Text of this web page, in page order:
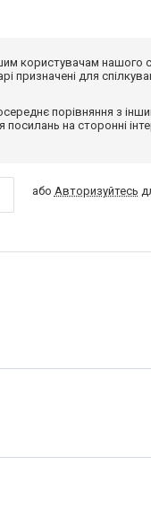
користувачам
призначені для
порівняння з
посилань на сторонні
або Авторизуйтесь